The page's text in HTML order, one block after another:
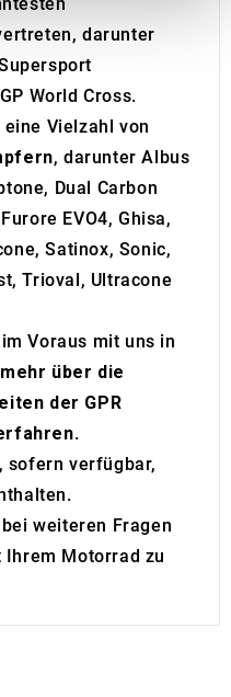
to analyse our traffic.
your use of our site with
analytics partners who
that you’ve
collected from your use
darunter
World Cross.
eine Vielzahl von
, darunter Albus
Dual Carbon
EVO4, Ghisa,
Satinox, Sonic,
Trioval, Ultracone
Voraus mit uns in
über die
der GPR
.
sofern verfügbar,
weiteren Fragen
Motorrad zu